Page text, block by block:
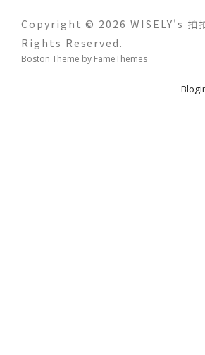
Copyright © 2026 WISELY's 拍
Rights Reserved.
Boston Theme by FameThemes